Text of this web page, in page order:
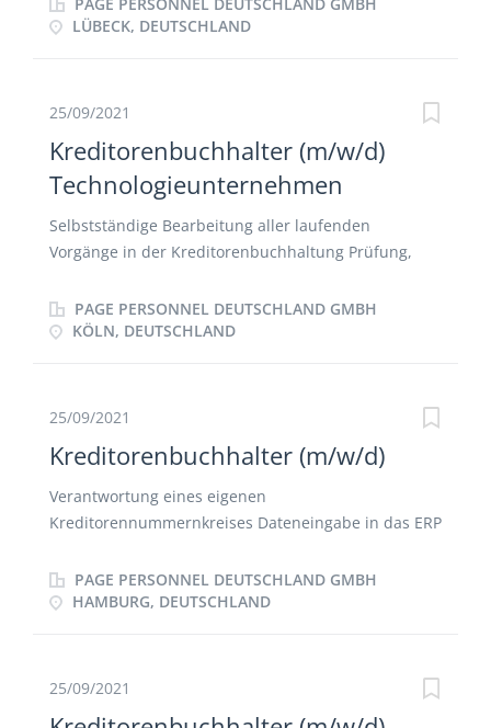
Abstimmung Unterstützung des Teams bei Monats-,
LÜBECK, DEUTSCHLAND
25/09/2021
Kreditorenbuchhalter (m/w/d)
Technologieunternehmen
Selbstständige Bearbeitung aller laufenden
Vorgänge in der Kreditorenbuchhaltung Prüfung,
Eingangsrechnungen Ad-hoc Analysen/Reporting
Zahlungsverkehr Abgleich von Haupt- und
von Mahnungen o Kommunikation mit den
Kassenbelegen Übernahme der Anlagenbuchhaltung
PAGE PERSONNEL DEUTSCHLAND GMBH
KÖLN, DEUTSCHLAND
25/09/2021
Kreditorenbuchhalter (m/w/d)
Verantwortung eines eigenen
Kreditorennummernkreises Dateneingabe in das ERP
Zahlungsverkehr Kontenabstimmung und -klärung
Bearbeitung von Mahnungen OP-Listen Bereinigung
PAGE PERSONNEL DEUTSCHLAND GMBH
HAMBURG, DEUTSCHLAND
25/09/2021